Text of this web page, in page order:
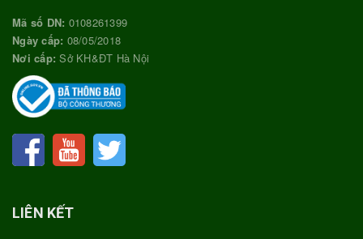
Mã số DN: 0108261399
Ngày cấp: 08/05/2018
Nơi cấp: Sở KH&ĐT Hà Nội
LIÊN KẾT